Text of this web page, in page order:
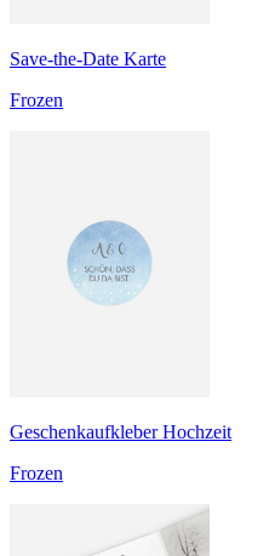
Save-the-Date Karte
Frozen
Geschenkaufkleber Hochzeit
Frozen